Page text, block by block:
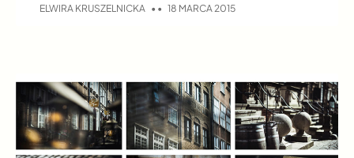
ELWIRA KRUSZELNICKA 18 MARCA 2015